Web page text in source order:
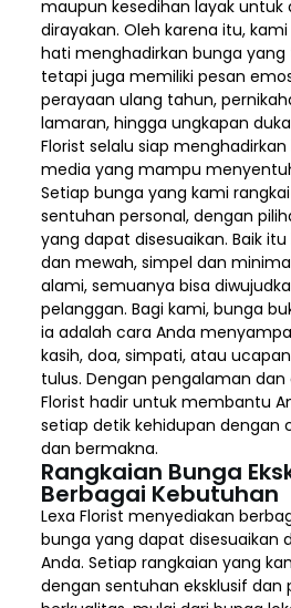
maupun kesedihan layak untuk
dirayakan. Oleh karena itu,
hati menghadirkan bunga yang
tetapi juga memiliki pesan
perayaan ulang tahun,
lamaran, hingga ungkapan
Florist selalu siap
media yang mampu
Setiap bunga yang kami
sentuhan personal, dengan
yang dapat disesuaikan. Baik
dan mewah, simpel dan
alami, semuanya bisa
pelanggan. Bagi kami, bunga
ia adalah cara Anda
kasih, doa, simpati, atau
tulus. Dengan pengalaman dan
Florist hadir untuk membantu
setiap detik kehidupan dengan
dan bermakna.
Rangkaian Bunga
Berbagai Kebutuhan
Lexa Florist menyediakan
bunga yang dapat disesuaikan
Anda. Setiap rangkaian yang
dengan sentuhan eksklusif dan